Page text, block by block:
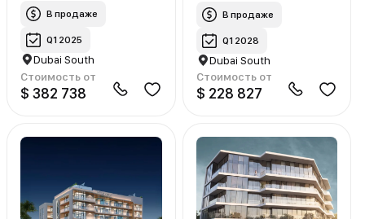
В продаже
Q1 2025
Dubai South
Стоимость от
$ 382 738
В продаже
Q1 2028
Dubai South
Стоимость от
$ 228 827